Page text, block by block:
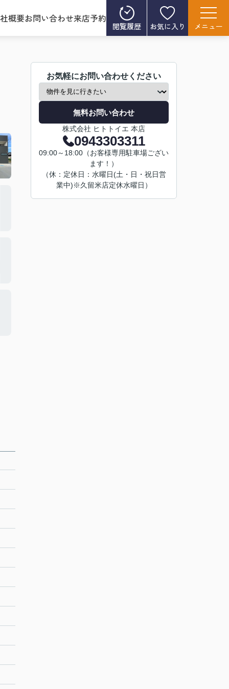
概要お問い合わせ来店予約
閲覧履歴 お気に入り メニュー
お気軽にお問い合わせください
無料お問い合わせ
株式会社 ヒトトイエ 本店
0943303311
09:00～18:00（お客様専用駐車場ござい
ます！）
（休：定休日：水曜日(土・日・祝日営
業中)※久留米店定休水曜日）